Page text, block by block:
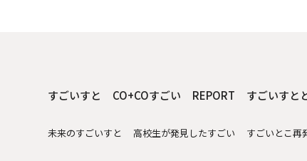
すごいすと CO+COすごい REPORT すごいすと
未来のすごいすと 高校生が発見したすごい すごいとこ再